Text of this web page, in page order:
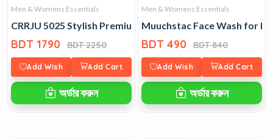
Men & Womens Essentials
CRRJU 5025 Stylish Premium Mens Watch
BDT 1790 BDT 2250
Add Wish Add Cart
অর্ডার করুন
Men & Womens Essentials
Muuchstac Face Wash for
BDT 490 BDT 840
Add Wish Add Cart
অর্ডার করুন